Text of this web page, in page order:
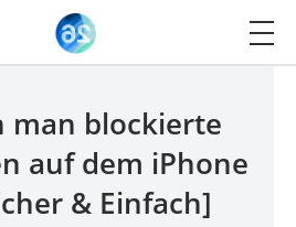
man blockierte
auf dem iPhone
& Einfach]